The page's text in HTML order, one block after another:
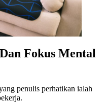
Fokus Mental
penulis perhatikan ialah